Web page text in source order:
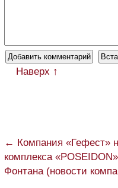
Наверх ↑
← Компания «Гефест»
комплекса
Фонтана (новости